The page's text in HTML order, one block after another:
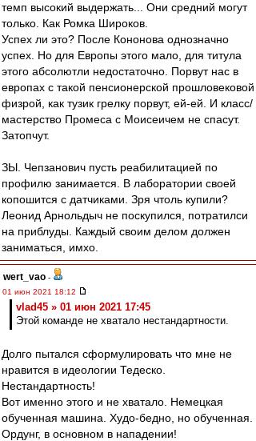
темп высокий выдержать... Они средний могут
только. Как Ромка Широков.
Успех ли это? После Кононова однозначно
успех. Но для Европы этого мало, для титула
этого абсолютли недостаточно. Порвут нас в
европах с такой пенсионерской прошловековой
физрой, как тузик грелку порвут, ей-ей. И класс/
мастерство Промеса с Моисеичем не спасут.
Затопчут.
ЗЫ. Чепзанович пусть реабилитацией по
профилю занимается. В лаборатории своей
копошится с датчиками. Зря чтоль купили?
Леонид Арнольдыч не поскупился, потратилси
на приблуды. Каждый своим делом должен
заниматься, имхо.
wert_vao -
01 июн 2021 18:12
vlad45 » 01 июн 2021 17:45
Этой команде не хватало нестандартности.
Долго пытался сформулировать что мне не
нравится в идеологии Тедеско.
Нестандартность!
Вот именно этого и не хватало. Немецкая
обученная машина. Худо-бедно, но обученная.
Ордунг, в основном в нападении!